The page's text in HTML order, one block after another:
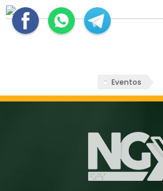
Eventos